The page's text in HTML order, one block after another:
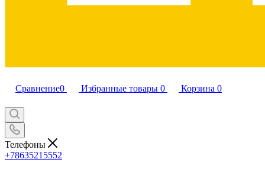
Сравнение0 Избранные товары 0 Корзина 0
Телефоны
+78635215552